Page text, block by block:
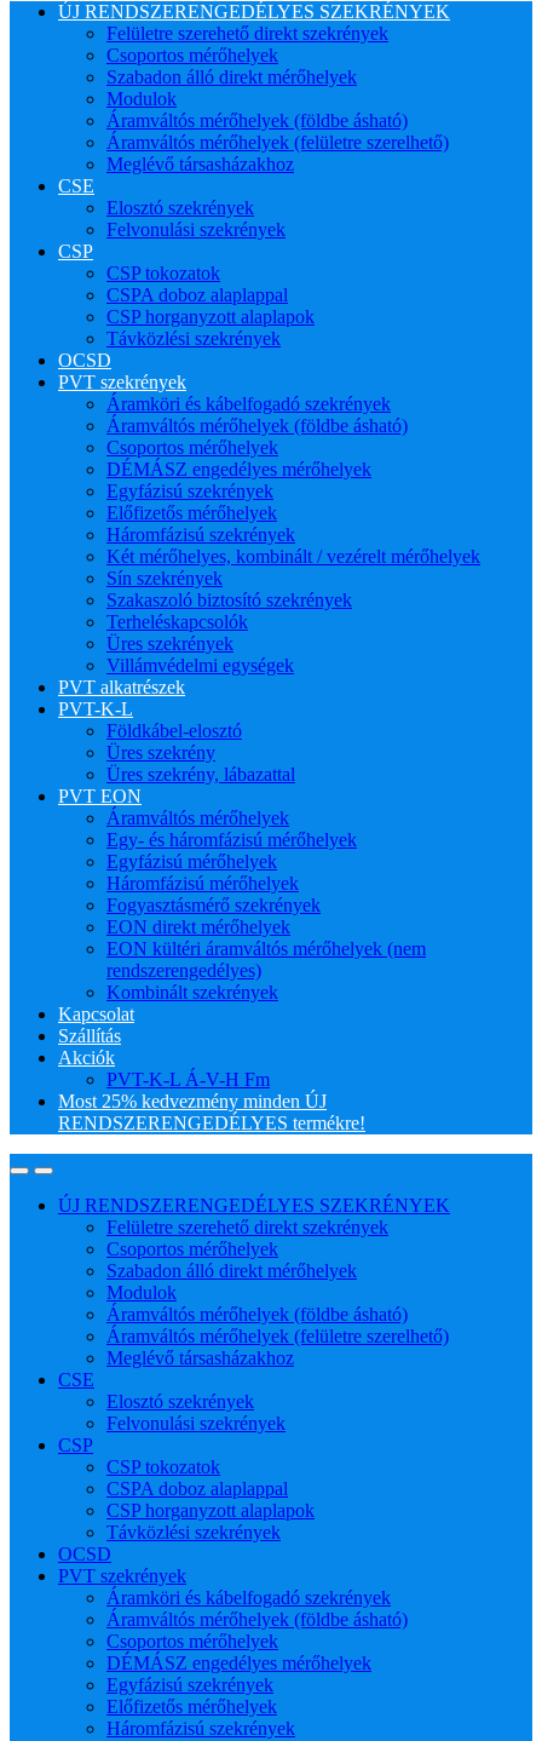
ÚJ RENDSZERENGEDÉLYES SZEKRÉNYEK
Felületre szerehető direkt szekrények
Csoportos mérőhelyek
Szabadon álló direkt mérőhelyek
Modulok
Áramváltós mérőhelyek (földbe ásható)
Áramváltós mérőhelyek (felületre szerelhető)
Meglévő társasházakhoz
CSE
Elosztó szekrények
Felvonulási szekrények
CSP
CSP tokozatok
CSPA doboz alaplappal
CSP horganyzott alaplapok
Távközlési szekrények
OCSD
PVT szekrények
Áramköri és kábelfogadó szekrények
Áramváltós mérőhelyek (földbe ásható)
Csoportos mérőhelyek
DÉMÁSZ engedélyes mérőhelyek
Egyfázisú szekrények
Előfizetős mérőhelyek
Háromfázisú szekrények
Két mérőhelyes, kombinált / vezérelt mérőhelyek
Sín szekrények
Szakaszoló biztosító szekrények
Terheléskapcsolók
Üres szekrények
Villámvédelmi egységek
PVT alkatrészek
PVT-K-L
Földkábel-elosztó
Üres szekrény
Üres szekrény, lábazattal
PVT EON
Áramváltós mérőhelyek
Egy- és háromfázisú mérőhelyek
Egyfázisú mérőhelyek
Háromfázisú mérőhelyek
Fogyasztásmérő szekrények
EON direkt mérőhelyek
EON kültéri áramváltós mérőhelyek (nem
rendszerengedélyes)
Kombinált szekrények
Kapcsolat
Szállítás
Akciók
PVT-K-L Á-V-H Fm
Most 25% kedvezmény minden ÚJ
RENDSZERENGEDÉLYES termékre!
ÚJ RENDSZERENGEDÉLYES SZEKRÉNYEK
Felületre szerehető direkt szekrények
Csoportos mérőhelyek
Szabadon álló direkt mérőhelyek
Modulok
Áramváltós mérőhelyek (földbe ásható)
Áramváltós mérőhelyek (felületre szerelhető)
Meglévő társasházakhoz
CSE
Elosztó szekrények
Felvonulási szekrények
CSP
CSP tokozatok
CSPA doboz alaplappal
CSP horganyzott alaplapok
Távközlési szekrények
OCSD
PVT szekrények
Áramköri és kábelfogadó szekrények
Áramváltós mérőhelyek (földbe ásható)
Csoportos mérőhelyek
DÉMÁSZ engedélyes mérőhelyek
Egyfázisú szekrények
Előfizetős mérőhelyek
Háromfázisú szekrények